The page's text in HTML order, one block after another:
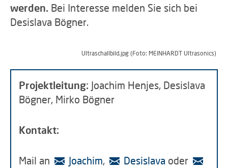
werden. Bei Interesse melden Sie sich bei
Desislava Bögner.
Ultraschallbild.jpg (Foto: MEINHARDT Ultrasonics)
Projektleitung: Joachim Henjes, Desislava
Bögner, Mirko Bögner
Kontakt:
Mail an Joachim, Desislava oder